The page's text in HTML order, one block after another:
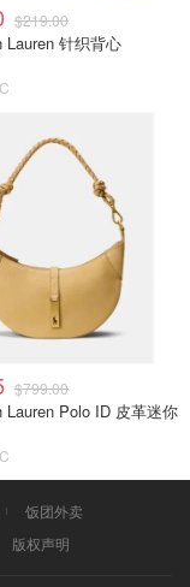
$219.00
Lauren 针织背心
$799.00
Lauren Polo ID 皮革迷你
饭团外卖
版权声明